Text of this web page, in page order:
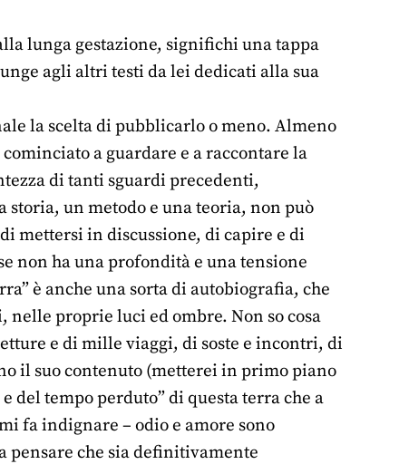
lunga gestazione, significhi una tappa
agli altri testi da lei dedicati alla sua
la scelta di pubblicarlo o meno. Almeno
a guardare e a raccontare la
di tanti sguardi precedenti,
storia, un metodo e una teoria, non può
mettersi in discussione, di capire e di
non ha una profondità e una tensione
è anche una sorta di autobiografia, che
nelle proprie luci ed ombre. Non so cosa
e di mille viaggi, di soste e incontri, di
il suo contenuto (metterei in primo piano
del tempo perduto” di questa terra che a
fa indignare – odio e amore sono
pensare che sia definitivamente